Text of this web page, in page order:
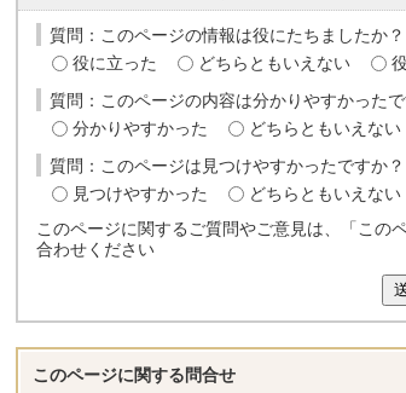
質問：このページの情報は役にたちましたか？
役に立った
どちらともいえない
質問：このページの内容は分かりやすかったで
分かりやすかった
どちらともいえない
質問：このページは見つけやすかったですか？
見つけやすかった
どちらともいえない
このページに関するご質問やご意見は、「この
合わせください
このページに関する 問合せ